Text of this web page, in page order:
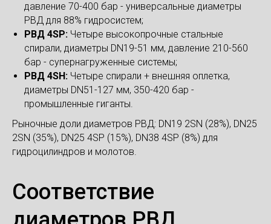
давление 70-400 бар - универсальные диаметры
РВД для 88% гидросистем;
РВД 4SP: Четыре высокопрочные стальные
спирали, диаметры DN19-51 мм, давление 210-560
бар - супернагруженные системы;
РВД 4SH: Четыре спирали + внешняя оплетка,
диаметры DN51-127 мм, 350-420 бар -
промышленные гиганты.
Рыночные доли диаметров РВД: DN19 2SN (28%), DN25
2SN (35%), DN25 4SP (15%), DN38 4SP (8%) для
гидроцилиндров и молотов.
Соответствие